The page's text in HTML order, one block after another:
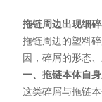
拖链周边出现细
拖链周边的塑料
因，碎屑的形态
一、拖链本体自
这类碎屑与拖链